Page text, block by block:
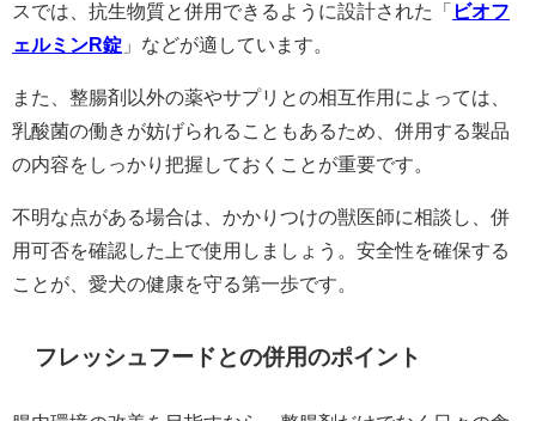
スでは、抗生物質と併用できるように設計された「 ビオフ
ェルミンR錠 」などが適しています。
また、整腸剤以外の薬やサプリとの相互作用によっては、
乳酸菌の働きが妨げられることもあるため、併用する製品
の内容をしっかり把握しておくことが重要です。
不明な点がある場合は、かかりつけの獣医師に相談し、併
用可否を確認した上で使用しましょう。安全性を確保する
ことが、愛犬の健康を守る第一歩です。
フレッシュフードとの併用のポイント